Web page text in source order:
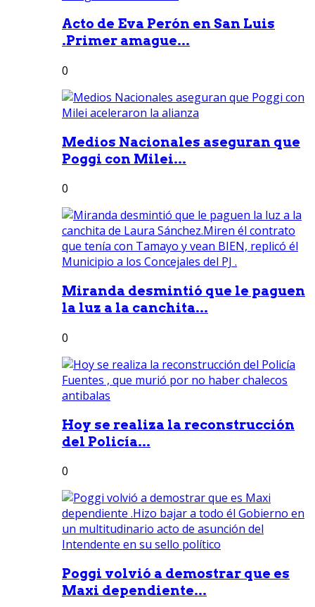
Acto de Eva Perón en San Luis
.Primer amague...
0
Medios Nacionales aseguran que
Poggi con Milei...
0
Miranda desmintió que le paguen
la luz a la canchita...
0
Hoy se realiza la reconstrucción
del Policía...
0
Poggi volvió a demostrar que es
Maxi dependiente...